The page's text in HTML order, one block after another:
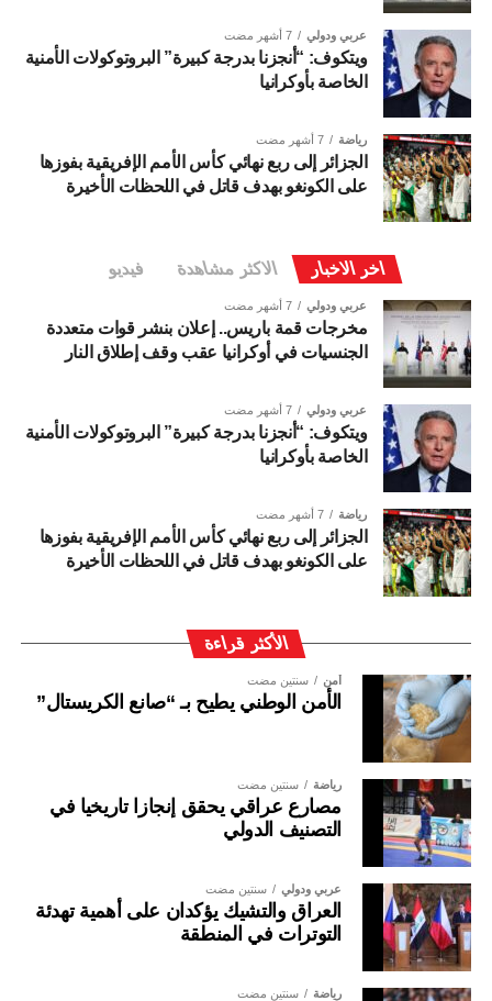
عربي ودولي 7 أشهر مضت
ويتكوف: “أنجزنا بدرجة كبيرة” البروتوكولات الأمنية
الخاصة بأوكرانيا
رياضة 7 أشهر مضت
الجزائر إلى ربع نهائي كأس الأمم الإفريقية بفوزها
على الكونغو بهدف قاتل في اللحظات الأخيرة
اخر الاخبار الاكثر مشاهدة فيديو
عربي ودولي 7 أشهر مضت
مخرجات قمة باريس.. إعلان بنشر قوات متعددة
الجنسيات في أوكرانيا عقب وقف إطلاق النار
عربي ودولي 7 أشهر مضت
ويتكوف: “أنجزنا بدرجة كبيرة” البروتوكولات الأمنية
الخاصة بأوكرانيا
رياضة 7 أشهر مضت
الجزائر إلى ربع نهائي كأس الأمم الإفريقية بفوزها
على الكونغو بهدف قاتل في اللحظات الأخيرة
الأكثر قراءة
أمن سنتين مضت
الأمن الوطني يطيح بـ “صانع الكريستال”
رياضة سنتين مضت
مصارع عراقي يحقق إنجازا تاريخيا في
التصنيف الدولي
عربي ودولي سنتين مضت
العراق والتشيك يؤكدان على أهمية تهدئة
التوترات في المنطقة
رياضة سنتين مضت